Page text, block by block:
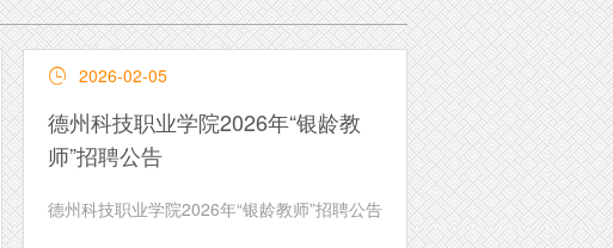
 2026-02-05
德州科技职业学院2026年“银龄教
师”招聘公告
德州科技职业学院2026年“银龄教师”招聘公告